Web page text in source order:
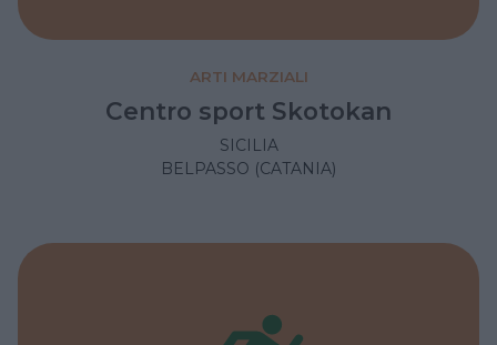
ARTI MARZIALI
Centro sport Skotokan
SICILIA
BELPASSO (CATANIA)